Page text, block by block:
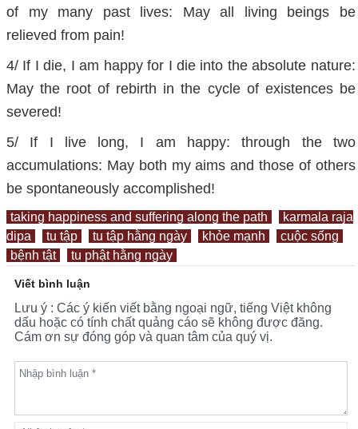
of my many past lives: May all living beings be
relieved from pain!
4/ If I die, I am happy for I die into the absolute nature:
May the root of rebirth in the cycle of existences be
severed!
5/ If I live long, I am happy: through the two
accumulations: May both my aims and those of others
be spontaneously accomplished!
taking happiness and suffering along the path
karmala raja
dipa
tu tập tu tập hằng ngày khỏe mạnh
cuộc sống
bệnh tật
tu phật hằng ngày
Viết bình luận
Lưu ý : Các ý kiến viết bằng ngoại ngữ, tiếng Việt không
dấu hoặc có tính chất quảng cáo sẽ không được đăng.
Cám ơn sự đóng góp và quan tâm của quý vị.